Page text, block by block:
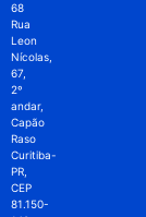
68
Rua
Leon
Nícolas,
67,
2º
andar,
Capão
Raso
Curitiba-
PR,
CEP
81.150-